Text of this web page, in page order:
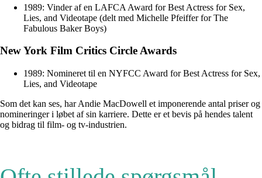
1989: Vinder af en LAFCA Award for Best Actress for Sex,
Lies, and Videotape (delt med Michelle Pfeiffer for The
Fabulous Baker Boys)
New York Film Critics Circle Awards
1989: Nomineret til en NYFCC Award for Best Actress for Sex,
Lies, and Videotape
Som det kan ses, har Andie MacDowell et imponerende antal priser og
nomineringer i løbet af sin karriere. Dette er et bevis på hendes talent
og bidrag til film- og tv-industrien.